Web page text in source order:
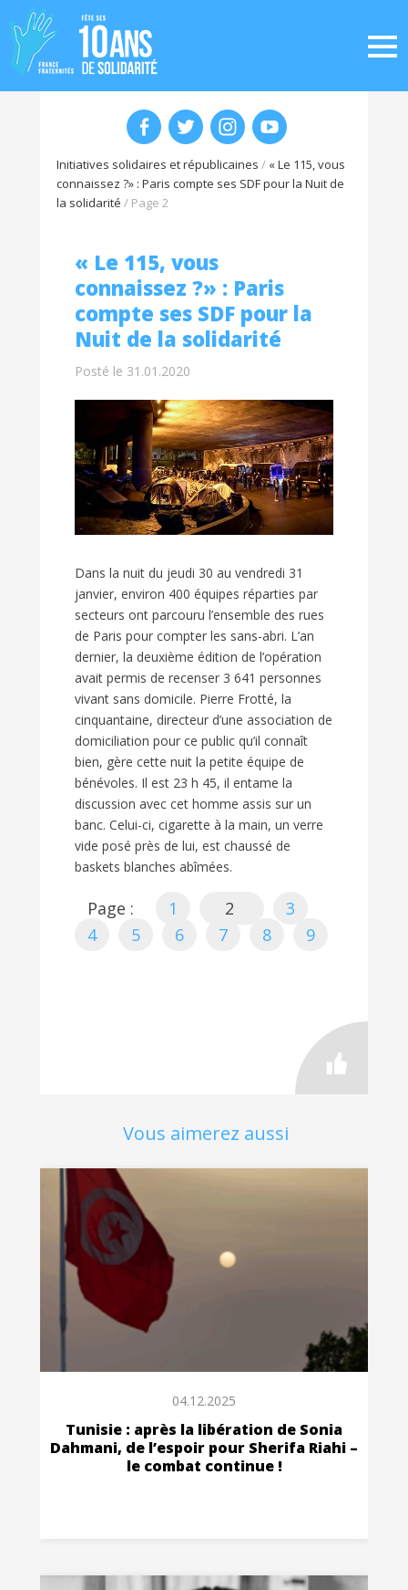
Initiatives solidaires et républicaines / « Le 115, vous
connaissez ?» : Paris compte ses SDF pour la Nuit de
la solidarité / Page 2
« Le 115, vous
connaissez ?» : Paris
compte ses SDF pour la
Nuit de la solidarité
Posté le 31.01.2020
Dans la nuit du jeudi 30 au vendredi 31
janvier, environ 400 équipes réparties par
secteurs ont parcouru l’ensemble des rues
de Paris pour compter les sans-abri. L’an
dernier, la deuxième édition de l’opération
avait permis de recenser 3 641 personnes
vivant sans domicile. Pierre Frotté, la
cinquantaine, directeur d’une association de
domiciliation pour ce public qu’il connaît
bien, gère cette nuit la petite équipe de
bénévoles. Il est 23 h 45, il entame la
discussion avec cet homme assis sur un
banc. Celui-ci, cigarette à la main, un verre
vide posé près de lui, est chaussé de
baskets blanches abîmées.
Page : 1 2
3
4
5 6 7 8 9
Vous aimerez aussi
04.12.2025
Tunisie : après la libération de Sonia
Dahmani, de l’espoir pour Sherifa Riahi –
le combat continue !